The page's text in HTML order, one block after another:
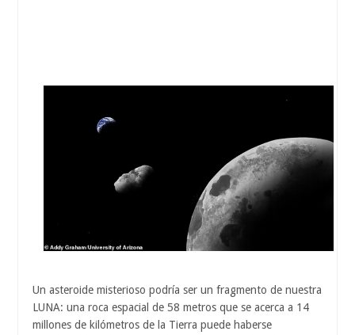
Un asteroide misterioso podría ser un fragmento de nuestra
LUNA: una roca espacial de 58 metros que se acerca a 14
millones de kilómetros de la Tierra puede haberse